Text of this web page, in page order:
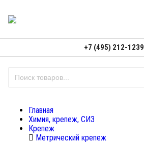
+7 (495) 212-1239
Главная
Химия, крепеж, СИЗ
Крепеж
Метрический крепеж